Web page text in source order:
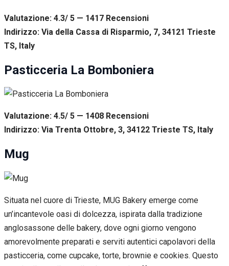
Valutazione: 4.3/ 5 — 1417 Recensioni
Indirizzo: Via della Cassa di Risparmio, 7, 34121 Trieste
TS, Italy
Pasticceria La Bomboniera
Valutazione: 4.5/ 5 — 1408 Recensioni
Indirizzo: Via Trenta Ottobre, 3, 34122 Trieste TS, Italy
Mug
Situata nel cuore di Trieste, MUG Bakery emerge come
un’incantevole oasi di dolcezza, ispirata dalla tradizione
anglosassone delle bakery, dove ogni giorno vengono
amorevolmente preparati e serviti autentici capolavori della
pasticceria, come cupcake, torte, brownie e cookies. Questo